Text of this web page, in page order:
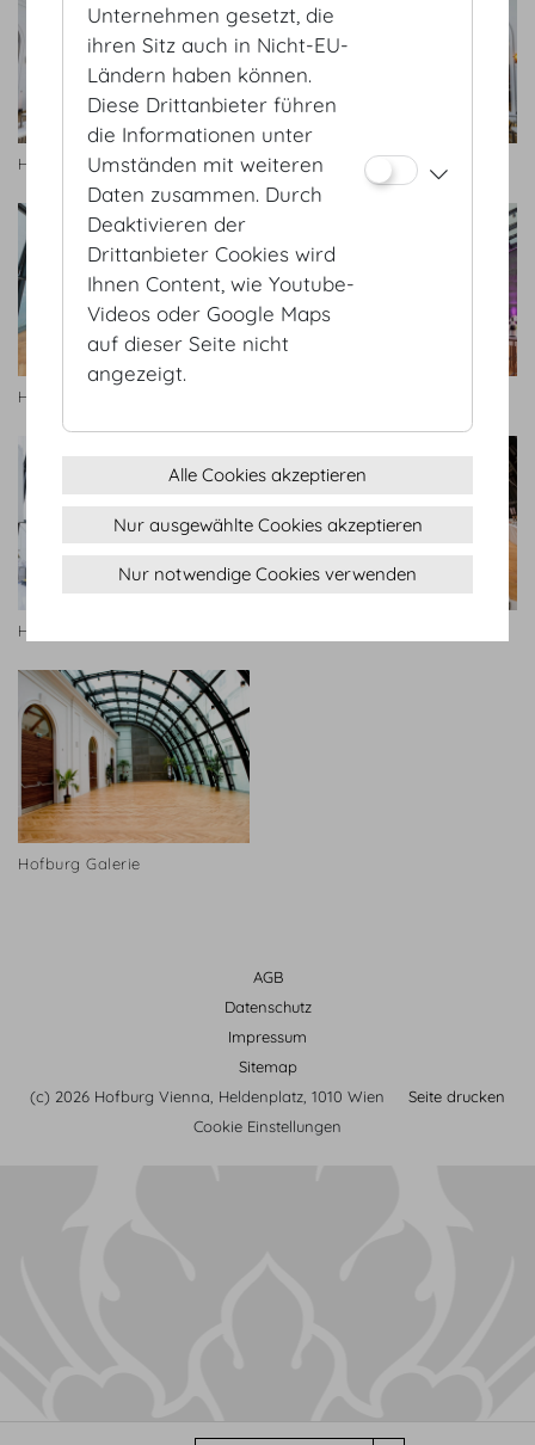
Hofburg Galerie Hofburg Galerie
Hofburg Galerie
Hofburg Galerie
Hofburg Galerie
AGB
Datenschutz
Impressum
Sitemap
(c) 2026 Hofburg Vienna, Heldenplatz, 1010 Wien
Seite drucken
Cookie Einstellungen
Unternehmen gesetzt, die
ihren Sitz auch in Nicht-EU-
Ländern haben können.
Diese Drittanbieter führen
die Informationen unter
Umständen mit weiteren
Daten zusammen. Durch
Deaktivieren der
Drittanbieter Cookies wird
Ihnen Content, wie Youtube-
Videos oder Google Maps
auf dieser Seite nicht
angezeigt.
Alle Cookies akzeptieren
Nur ausgewählte Cookies akzeptieren
Nur notwendige Cookies verwenden